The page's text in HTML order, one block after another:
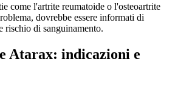
come l'artrite reumatoide o l'osteoartrite
dovrebbe essere informati di
rischio di sanguinamento.
Atarax: indicazioni e